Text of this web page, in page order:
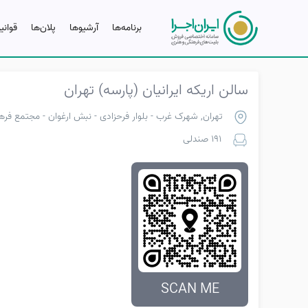
برنامه‌ها آرشیو‌ها پلان‌ها
سالن اریکه ایرانیان (پارسه) تهران
تهران, شهرک غرب - بلوار فرحزادی - نبش ارغوان - مجتمع
191 صندلی
SCAN ME